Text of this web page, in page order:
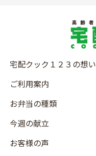
宅配クック１２３の想い
ご利用案内
お弁当の種類
今週の献立
お客様の声